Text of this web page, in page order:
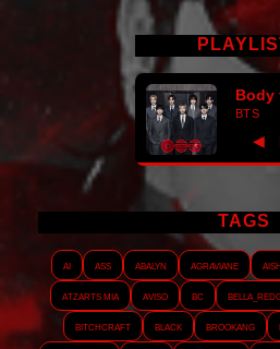
Body
BTS
◀
TAGS
AI ASS Abalyn Agraviane
Atzarts Mia
Aviso BC
Bitchcraft
Black Brookang